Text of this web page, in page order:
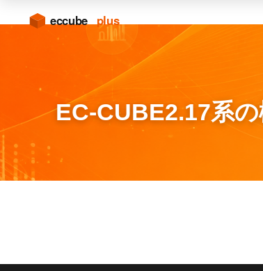
EC-CUBE2.17系